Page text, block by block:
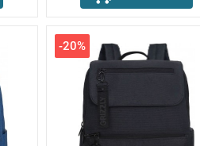
-20%